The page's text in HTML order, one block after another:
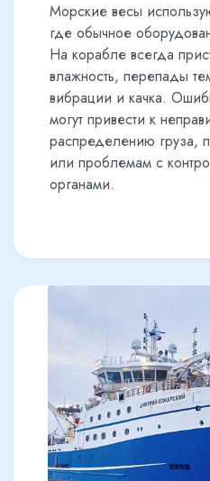
Морские весы
где обычное
На корабле всегда
влажность, перепады
вибрации и качка.
могут привести к
распределению груза,
или проблемам с
органами.